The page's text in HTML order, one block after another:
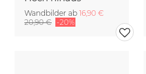
Wandbilder ab 16,90 €
20,90 € -20%